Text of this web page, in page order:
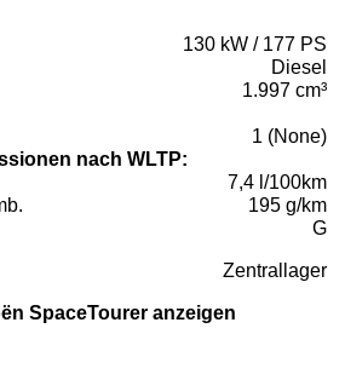
130 kW / 177 PS
Diesel
1.997 cm³
1 (None)
nach WLTP:
7,4 l/100km
195 g/km
G
Zentrallager
SpaceTourer anzeigen